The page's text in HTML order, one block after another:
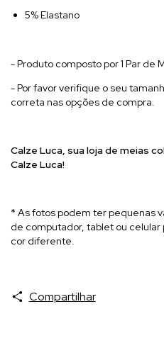
5% Elastano
- Produto composto por 1 Par de
- Por favor verifique o seu
correta nas opções de compra.
Calze Luca, sua loja de meias
Calze Luca!
* As fotos podem ter pequenas
de computador, tablet ou
cor diferente.
Compartilhar